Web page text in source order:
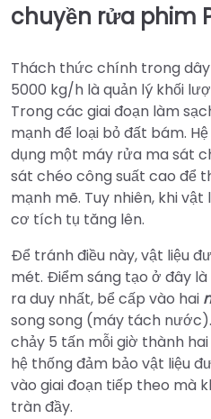
chuyền rửa phim
Thách thức chính trong
5000 kg/h là quản lý khối
Trong các giai đoạn làm
mạnh để loại bỏ đất bám.
dụng một máy rửa ma sát
sát chéo công suất cao để
mạnh mẽ. Tuy nhiên, khi vật
cơ tích tụ tăng lên.
Để tránh điều này, vật liệu
mét. Điểm sáng tạo ở đây
ra duy nhất, bể cấp vào hai
song song (máy tách
chảy 5 tấn mỗi giờ thành
hệ thống đảm bảo vật liệu
vào giai đoạn tiếp theo mà
tràn đầy.